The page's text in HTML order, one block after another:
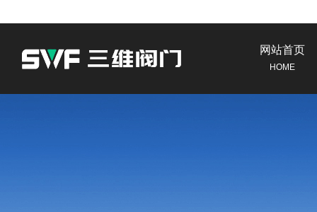
网站首页
HOME